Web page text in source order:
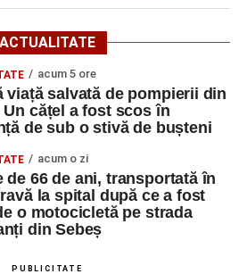
de polițiști, în jurul orei
Sebeș a fost sesizată, prin
la producerea unui eveniment
deplasat polițiștii rutieri, care au
53 de ani, din Sebeș, conducea o
Daia Română – Sebeș. Acesta ar
o femeie de 66 de ani, din Sebeș,
un loc nepermis.
a suferit leziuni corporale
ACTUALITATE
acum 5 ore
viață salvată de pompierii din
Un cățel a fost scos în
de sub o stivă de bușteni
acum o zi
de 66 de ani, transportată în
la spital după ce a fost
o motocicletă pe strada
din Sebeș
PUBLICITATE